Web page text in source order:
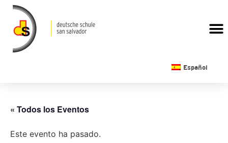
Español
« Todos los Eventos
Este evento ha pasado.